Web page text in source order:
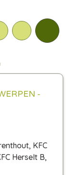
-
KFC
Herselt B,